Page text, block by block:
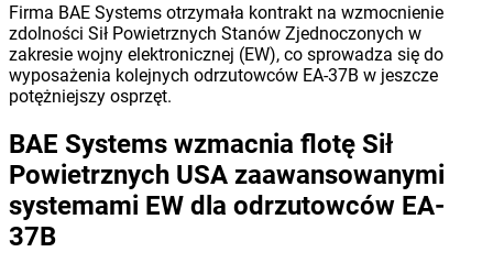
Firma BAE Systems otrzymała kontrakt na wzmocnienie
zdolności Sił Powietrznych Stanów Zjednoczonych w
zakresie wojny elektronicznej (EW), co sprowadza się do
wyposażenia kolejnych odrzutowców EA-37B w jeszcze
potężniejszy osprzęt.
BAE Systems wzmacnia flotę Sił
Powietrznych USA zaawansowanymi
systemami EW dla odrzutowców EA-
37B